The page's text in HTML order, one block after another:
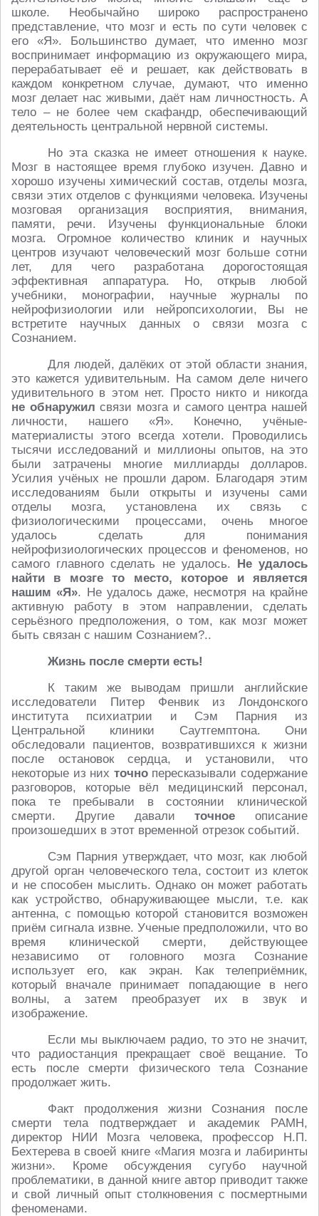
школе. Необычайно широко распространено
представление, что мозг и есть по сути человек с
его «Я». Большинство думает, что именно мозг
воспринимает информацию из окружающего мира,
перерабатывает её и решает, как действовать в
каждом конкретном случае, думают, что именно
мозг делает нас живыми, даёт нам личностность. А
тело – не более чем скафандр, обеспечивающий
деятельность центральной нервной системы.
Но эта сказка не имеет отношения к науке.
Мозг в настоящее время глубоко изучен. Давно и
хорошо изучены химический состав, отделы мозга,
связи этих отделов с функциями человека. Изучены
мозговая организация восприятия, внимания,
памяти, речи. Изучены функциональные блоки
мозга. Огромное количество клиник и научных
центров изучают человеческий мозг больше сотни
лет, для чего разработана дорогостоящая
эффективная аппаратура. Но, открыв любой
учебники, монографии, научные журналы по
нейрофизиологии или нейропсихологии, Вы не
встретите научных данных о связи мозга с
Сознанием.
Для людей, далёких от этой области знания,
это кажется удивительным. На самом деле ничего
удивительного в этом нет. Просто никто и никогда
не обнаружил связи мозга и самого центра нашей
личности, нашего «Я». Конечно, учёные-
материалисты этого всегда хотели. Проводились
тысячи исследований и миллионы опытов, на это
были затрачены многие миллиарды долларов.
Усилия учёных не прошли даром. Благодаря этим
исследованиям были открыты и изучены сами
отделы мозга, установлена их связь с
физиологическими процессами, очень многое
удалось сделать для понимания
нейрофизиологических процессов и феноменов, но
самого главного сделать не удалось. Не удалось
найти в мозге то место, которое и является
нашим «Я». Не удалось даже, несмотря на крайне
активную работу в этом направлении, сделать
серьёзного предположения, о том, как мозг может
быть связан с нашим Сознанием?..
Жизнь после смерти есть!
К таким же выводам пришли английские
исследователи Питер Фенвик из Лондонского
института психиатрии и Сэм Парния из
Центральной клиники Саутгемптона. Они
обследовали пациентов, возвратившихся к жизни
после остановок сердца, и установили, что
некоторые из них точнопересказывали содержание
разговоров, которые вёл медицинский персонал,
пока те пребывали в состоянии клинической
смерти. Другие давалиточное описание
произошедших в этот временной отрезок событий.
Сэм Парния утверждает, что мозг, как любой
другой орган человеческого тела, состоит из клеток
и не способен мыслить. Однако он может работать
как устройство, обнаруживающее мысли, т.е. как
антенна, с помощью которой становится возможен
приём сигнала извне. Ученые предположили, что во
время клинической смерти, действующее
независимо от головного мозга Сознание
использует его, как экран. Как телеприёмник,
который вначале принимает попадающие в него
волны, а затем преобразует их в звук и
изображение.
Если мы выключаем радио, то это не значит,
что радиостанция прекращает своё вещание. То
есть после смерти физического тела Сознание
продолжает жить.
Факт продолжения жизни Сознания после
смерти тела подтверждает и академик РАМН,
директор НИИ Мозга человека, профессор Н.П.
Бехтерева в своей книге «Магия мозга и лабиринты
жизни». Кроме обсуждения сугубо научной
проблематики, в данной книге автор приводит также
и свой личный опыт столкновения с посмертными
феноменами.